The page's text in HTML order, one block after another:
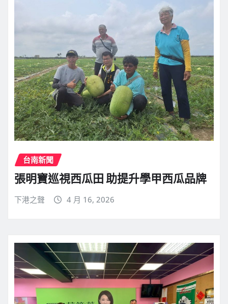
台南新聞
張明寶巡視西瓜田 助提升學甲西瓜品牌
下港之聲 4 月 16, 2026